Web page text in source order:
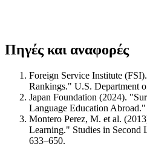
Πηγές και αναφορές
Foreign Service Institute
Rankings." U.S. Department
Japan Foundation (2024).
Language Education Abroad."
Montero Perez, M. et al.
Learning." Studies in Second
633–650.